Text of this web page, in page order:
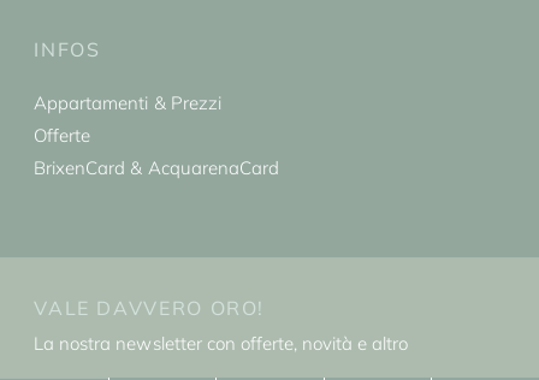
INFOS
Appartamenti & Prezzi
Offerte
BrixenCard & AcquarenaCard
VALE DAVVERO ORO!
La nostra newsletter con offerte, novità e altro